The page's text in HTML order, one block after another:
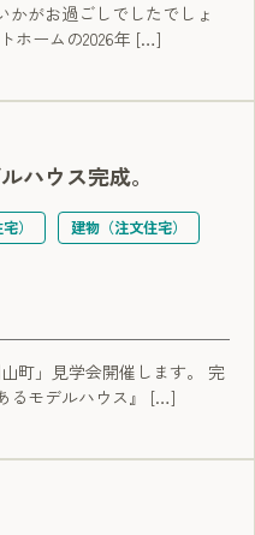
かがお過ごしでしたでしょ
ホームの2026年 […]
ハウス完成。
）
建物（注文住宅）
町」見学会開催します。 完
るモデルハウス』 […]